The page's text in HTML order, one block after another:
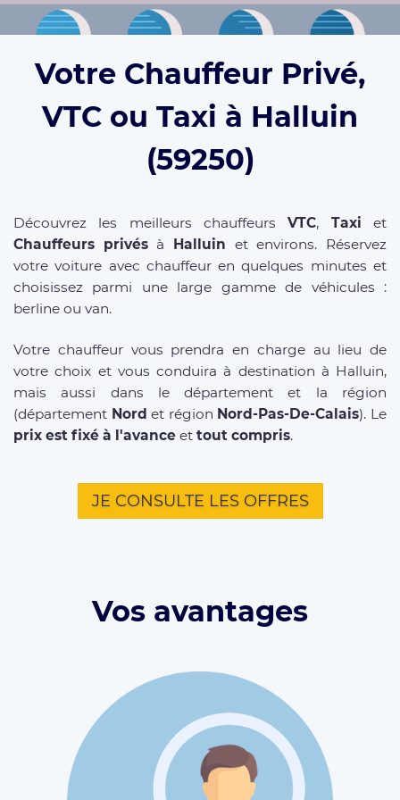
Votre Chauffeur Privé,
VTC ou Taxi à Halluin
(59250)
Découvrez les meilleurs chauffeursVTC, Taxi et
Chauffeurs privésà Halluin et environs. Réservez
votre voiture avec chauffeur en quelques minutes et
choisissez parmi une large gamme de véhicules :
berline ou van.
Votre chauffeur vous prendra en charge au lieu de
votre choix et vous conduira à destination à Halluin,
mais aussi dans le département et la région
(département Nord et région Nord-Pas-De-Calais). Le
prix est fixé à l'avance et tout compris.
JE CONSULTE LES OFFRES
Vos avantages